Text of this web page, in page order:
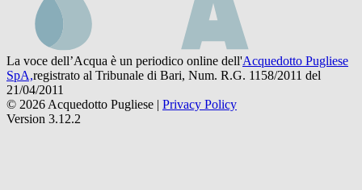
La voce dell’Acqua è un periodico online dell'Acquedotto Pugliese
SpA,registrato al Tribunale di Bari, Num. R.G. 1158/2011 del
21/04/2011
© 2026 Acquedotto Pugliese | Privacy Policy
Version 3.12.2